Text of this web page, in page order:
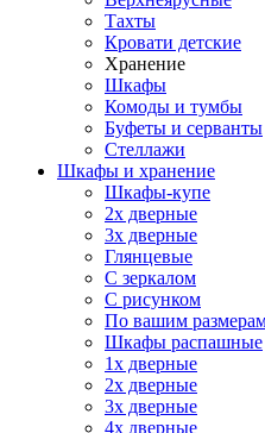
Тахты
Кровати детские
Хранение
Шкафы
Комоды и тумбы
Буфеты и серванты
Стеллажи
Шкафы и хранение
Шкафы-купе
2х дверные
3х дверные
Глянцевые
С зеркалом
С рисунком
По вашим
Шкафы распашные
1х дверные
2х дверные
3х дверные
4х дверные